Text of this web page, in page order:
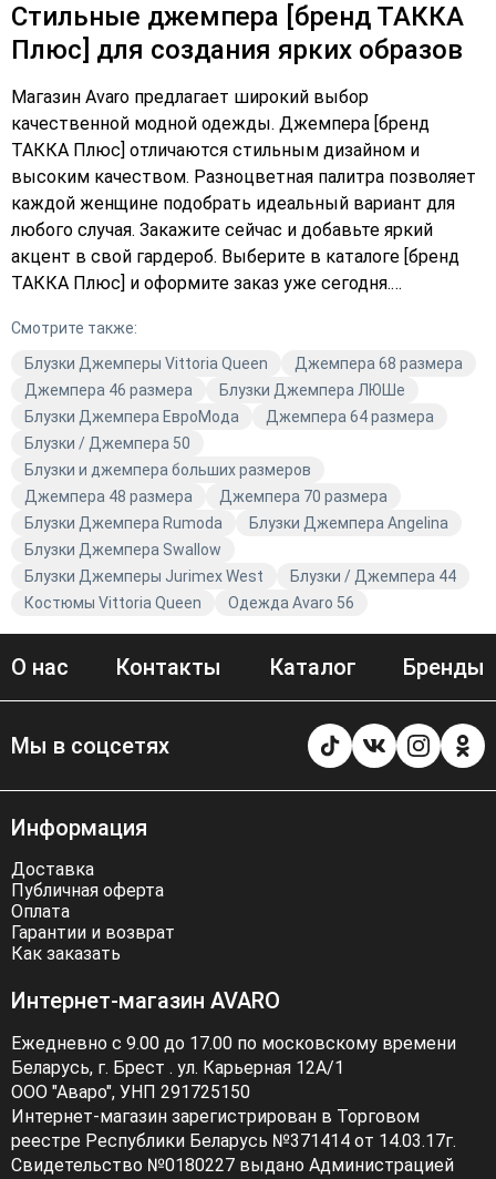
Стильные джемпера [бренд ТАККА
Плюс] для создания ярких образов
Магазин Avaro предлагает широкий выбор
качественной модной одежды. Джемпера [бренд
ТАККА Плюс] отличаются стильным дизайном и
высоким качеством. Разноцветная палитра позволяет
каждой женщине подобрать идеальный вариант для
любого случая. Закажите сейчас и добавьте яркий
акцент в свой гардероб. Выберите в каталоге [бренд
ТАККА Плюс] и оформите заказ уже сегодня.
индивидуальность и стиль. Не упустите возможность
приобрести качественную одежду от известного
бренда!
Смотрите также:
Блузки Джемперы Vittoria Queen
Джемпера 68 размера
Джемпера 46 размера
Блузки Джемпера ЛЮШе
Блузки Джемпера ЕвроМода
Джемпера 64 размера
Блузки / Джемпера 50
Блузки и джемпера больших размеров
Джемпера 48 размера
Джемпера 70 размера
Блузки Джемпера Rumoda
Блузки Джемпера Angelina
Блузки Джемпера Swallow
Блузки Джемперы Jurimex West
Блузки / Джемпера 44
Костюмы Vittoria Queen
Одежда Avaro 56
О нас Контакты Каталог Бренды
Мы в соцсетях
Информация
Доставка
Публичная оферта
Оплата
Гарантии и возврат
Как заказать
Интернет-магазин AVARO
Ежедневно с 9.00 до 17.00 по московскому времени
Беларусь, г. Брест . ул. Карьерная 12А/1
ООО "Аваро", УНП 291725150
Интернет-магазин зарегистрирован в Торговом
реестре Республики Беларусь №371414 от 14.03.17г.
Свидетельство №0180227 выдано Администрацией